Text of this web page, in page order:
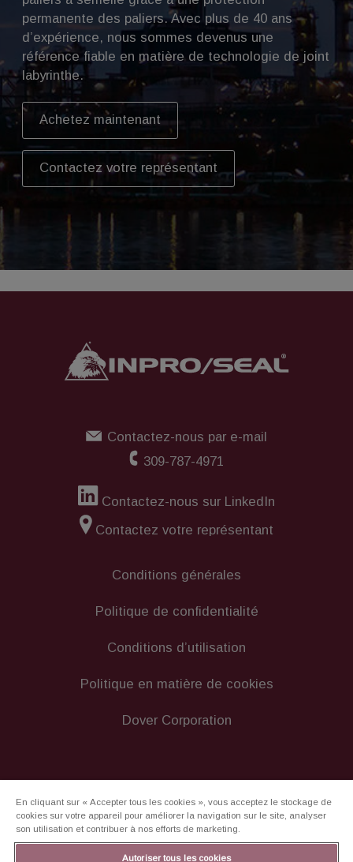
permanente des paliers. Avec plus de 40 ans
d’expérience, nous sommes devenus une
référence fiable en matière de technologie de joint
labyrinthe.
Achetez maintenant
Contactez votre représentant
Contactez-nous par e-mail
309-787-4971
Contactez-nous sur LinkedIn
Contactez votre représentant
Conditions générales
Politique de confidentialité
Conditions d’utilisation
Politique en matière de cookies
Dover Corporation
En cliquant sur « Accepter tous les cookies », vous acceptez le stockage de
cookies sur votre appareil pour améliorer la navigation sur le site, analyser
son utilisation et contribuer à nos efforts de marketing.
Autoriser tous les cookies